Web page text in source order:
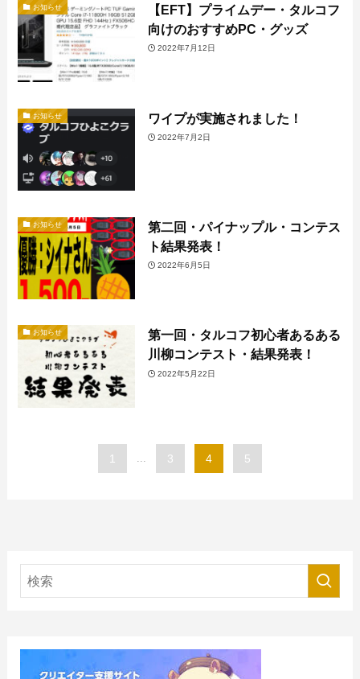
お知らせ
【EFT】プライムデー・タルコフ
向けのおすすめPC・グッズ
2022年7月12日
お知らせ ワイプが実施されました！
2022年7月2日
お知らせ
第二回・パイナップル・コンテス
ト結果発表！
2022年6月5日
お知らせ
第一回・タルコフ初心者あるある
川柳コンテスト・結果発表！
2022年5月22日
1 ... 3 4 5